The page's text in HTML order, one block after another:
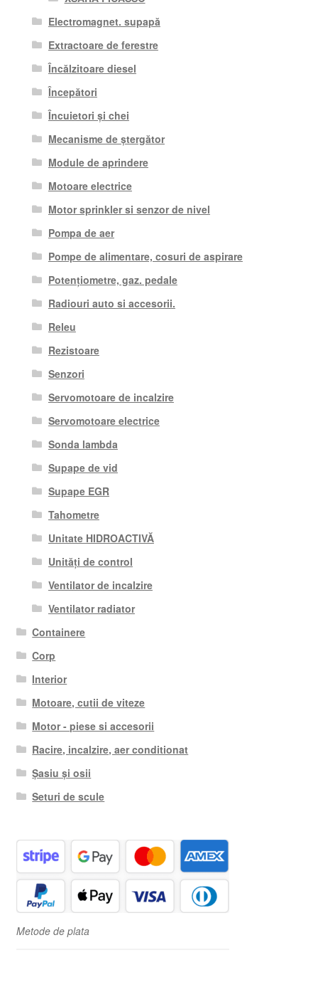
Electromagnet. supapă
Extractoare de ferestre
Încălzitoare diesel
Începători
Încuietori și chei
Mecanisme de ștergător
Module de aprindere
Motoare electrice
Motor sprinkler si senzor de nivel
Pompa de aer
Pompe de alimentare, cosuri de aspirare
Potențiometre, gaz. pedale
Radiouri auto si accesorii.
Releu
Rezistoare
Senzori
Servomotoare de incalzire
Servomotoare electrice
Sonda lambda
Supape de vid
Supape EGR
Tahometre
Unitate HIDROACTIVĂ
Unități de control
Ventilator de incalzire
Ventilator radiator
Containere
Corp
Interior
Motoare, cutii de viteze
Motor - piese si accesorii
Racire, incalzire, aer conditionat
Șasiu și osii
Seturi de scule
Metode de plata